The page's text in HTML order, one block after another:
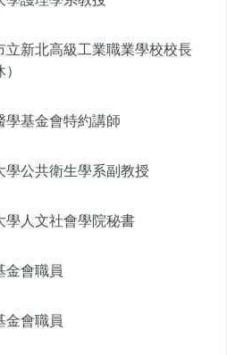
立新北高級工業職業學校校長
）
學基金會特約講師
學公共衛生學系副教授
學人文社會學院秘書
金會職員
金會職員